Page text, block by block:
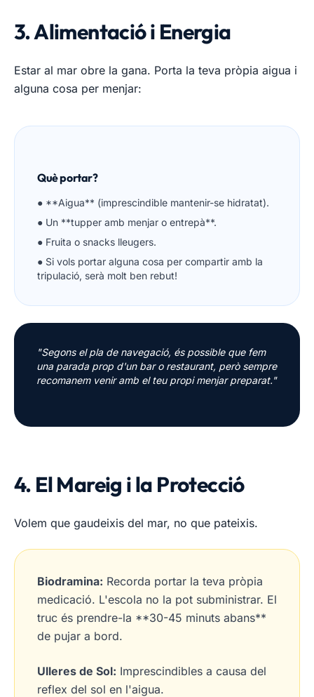
3. Alimentació i Energia
Estar al mar obre la gana. Porta la teva pròpia aigua i
alguna cosa per menjar:
Què portar?
● **Aigua** (imprescindible mantenir-se hidratat).
● Un **tupper amb menjar o entrepà**.
● Fruita o snacks lleugers.
● Si vols portar alguna cosa per compartir amb la
tripulació, serà molt ben rebut!
"Segons el pla de navegació, és possible que fem
una parada prop d'un bar o restaurant, però sempre
recomanem venir amb el teu propi menjar preparat."
4. El Mareig i la Protecció
Volem que gaudeixis del mar, no que pateixis.
Biodramina: Recorda portar la teva pròpia
medicació. L'escola no la pot subministrar. El
truc és prendre-la **30-45 minuts abans**
de pujar a bord.
Ulleres de Sol: Imprescindibles a causa del
reflex del sol en l'aigua.